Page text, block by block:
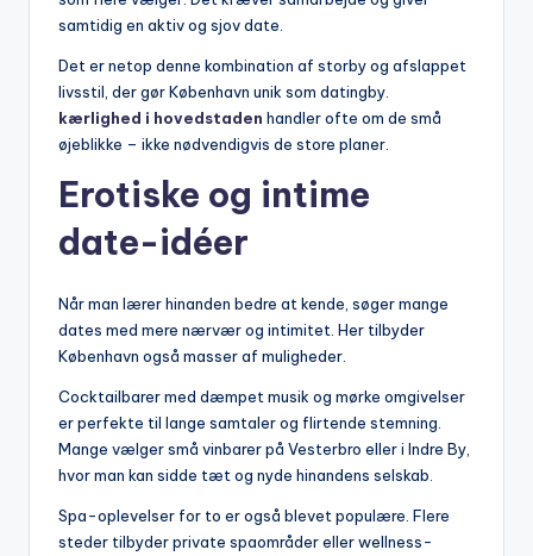
samtidig en aktiv og sjov date.
Det er netop denne kombination af storby og afslappet
livsstil, der gør København unik som datingby.
kærlighed i hovedstaden handler ofte om de små
øjeblikke – ikke nødvendigvis de store planer.
Erotiske og intime
date-idéer
Når man lærer hinanden bedre at kende, søger mange
dates med mere nærvær og intimitet. Her tilbyder
København også masser af muligheder.
Cocktailbarer med dæmpet musik og mørke omgivelser
er perfekte til lange samtaler og flirtende stemning.
Mange vælger små vinbarer på Vesterbro eller i Indre By,
hvor man kan sidde tæt og nyde hinandens selskab.
Spa-oplevelser for to er også blevet populære. Flere
steder tilbyder private spaområder eller wellness-